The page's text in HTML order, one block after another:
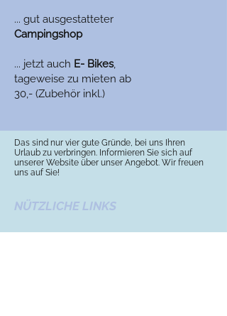
... gut ausgestatteter
Campingshop
... jetzt auch E- Bikes,
tageweise zu mieten ab
30,- (Zubehör inkl.)
Das sind nur vier gute Gründe, bei uns Ihren
Urlaub zu verbringen. Informieren Sie sich auf
unserer Website über unser Angebot. Wir freuen
uns auf Sie!
NÜTZLICHE LINKS